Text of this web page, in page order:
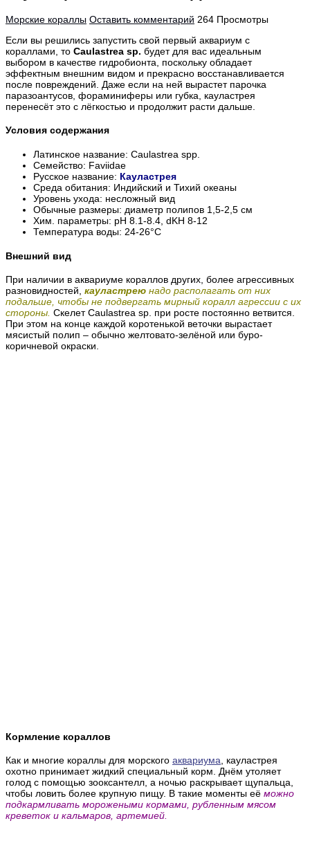
Морские кораллы Оставить комментарий 264 Просмотры
Если вы решились запустить свой первый аквариум с
кораллами, то Caulastrea sp. будет для вас идеальным
выбором в качестве гидробионта, поскольку обладает
эффектным внешним видом и прекрасно восстанавливается
после повреждений. Даже если на ней вырастет парочка
паразоантусов, фораминиферы или губка, кауластрея
перенесёт это с лёгкостью и продолжит расти дальше.
Условия содержания
Латинское название: Caulastrea spp.
Семейство: Faviidae
Русское название: Кауластрея
Среда обитания: Индийский и Тихий океаны
Уровень ухода: несложный вид
Обычные размеры: диаметр полипов 1,5-2,5 см
Хим. параметры: pH 8.1-8.4, dKH 8-12
Температура воды: 24-26°С
Внешний вид
При наличии в аквариуме кораллов других, более агрессивных
разновидностей, кауластрею надо располагать от них
подальше, чтобы не подвергать мирный коралл агрессии с их
стороны. Скелет Caulastrea sp. при росте постоянно ветвится.
При этом на конце каждой коротенькой веточки вырастает
мясистый полип – обычно желтовато-зелёной или буро-
коричневой окраски.
Кормление кораллов
Как и многие кораллы для морского аквариума, кауластрея
охотно принимает жидкий специальный корм. Днём утоляет
голод с помощью зооксантелл, а ночью раскрывает щупальца,
чтобы ловить более крупную пищу. В такие моменты её можно
подкармливать морожеными кормами, рубленным мясом
креветок и кальмаров, артемией.